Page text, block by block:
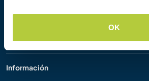
OK
Información